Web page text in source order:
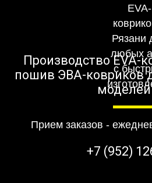
Производство EVA-
пошив ЭВА-ковриков
моделей
Прием заказов -
+7 (952)